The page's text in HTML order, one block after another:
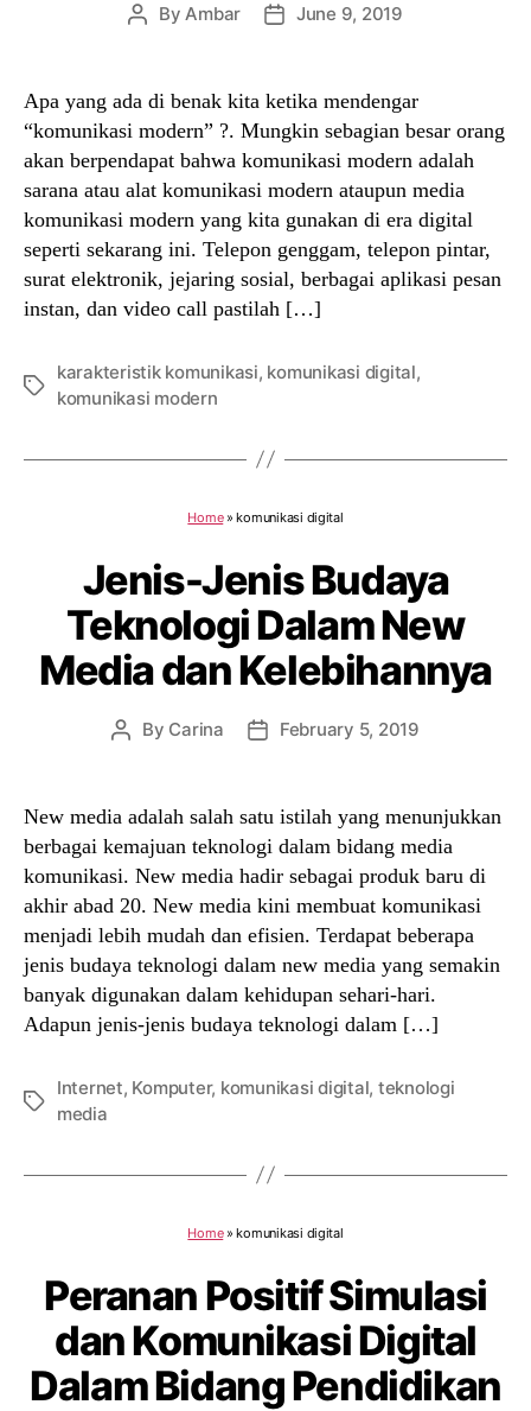
PostByAmbar
PostJune 9, 2019
Apa yang ada di benak kita ketika mendengar
“komunikasi modern” ?. Mungkin sebagian besar orang
akan berpendapat bahwa komunikasi modern adalah
sarana atau alat komunikasi modern ataupun media
komunikasi modern yang kita gunakan di era digital
seperti sekarang ini. Telepon genggam, telepon pintar,
surat elektronik, jejaring sosial, berbagai aplikasi pesan
instan, dan video call pastilah […]
Tags
karakteristik komunikasi, komunikasi digital,
komunikasi modern
Home»komunikasi digital
Jenis-Jenis Budaya
Teknologi Dalam New
Media dan Kelebihannya
Post
By Carina
PostFebruary 5, 2019
New media adalah salah satu istilah yang menunjukkan
berbagai kemajuan teknologi dalam bidang media
komunikasi. New media hadir sebagai produk baru di
akhir abad 20. New media kini membuat komunikasi
menjadi lebih mudah dan efisien. Terdapat beberapa
jenis budaya teknologi dalam new media yang semakin
banyak digunakan dalam kehidupan sehari-hari.
Adapun jenis-jenis budaya teknologi dalam […]
Tags
Internet, Komputer, komunikasi digital, teknologi
media
Home»komunikasi digital
Peranan Positif Simulasi
dan Komunikasi Digital
Dalam Bidang Pendidikan